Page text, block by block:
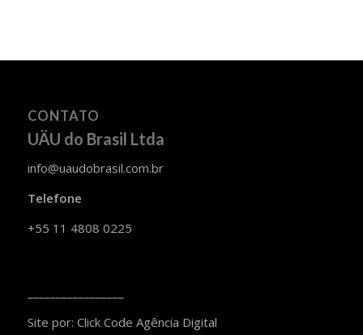
CONTATO
UÄU do Brasil Ltda
info@uaudobrasil.com.br
Telefone
+55 11 4808 0225
Site por: Click Code Agência Digital